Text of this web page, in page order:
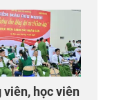
viên, học viên